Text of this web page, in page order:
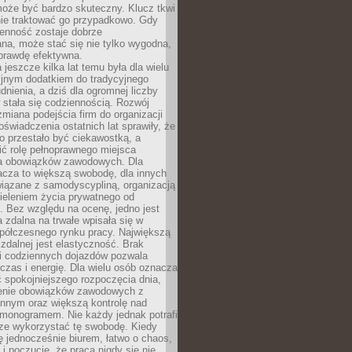
być bardzo skuteczny. Klucz tkwi
traktować go przypadkowo. Gdy
zostaje dobrze
może stać się nie tylko wygodna,
efektywna.
jeszcze kilka lat temu była dla wielu
dodatkiem do tradycyjnego
a dziś dla ogromnej liczby
się codziennością. Rozwój
podejścia firm do organizacji
ostatnich lat sprawiły, że
przestało być ciekawostką, a
rolę pełnoprawnego miejsca
obowiązków zawodowych. Dla
to większą swobodę, dla innych
z samodyscypliną, organizacją
życia prywatnego od
Bez względu na ocenę, jedno jest
zdalna na trwałe wpisała się w
rynku pracy. Największą
jest elastyczność. Brak
codziennych dojazdów pozwala
i energię. Dla wielu osób oznacza
spokojniejszego rozpoczęcia dnia,
obowiązków zawodowych z
oraz większą kontrolę nad
Nie każdy jednak potrafi
wykorzystać tę swobodę. Kiedy
jednocześnie biurem, łatwo o chaos,